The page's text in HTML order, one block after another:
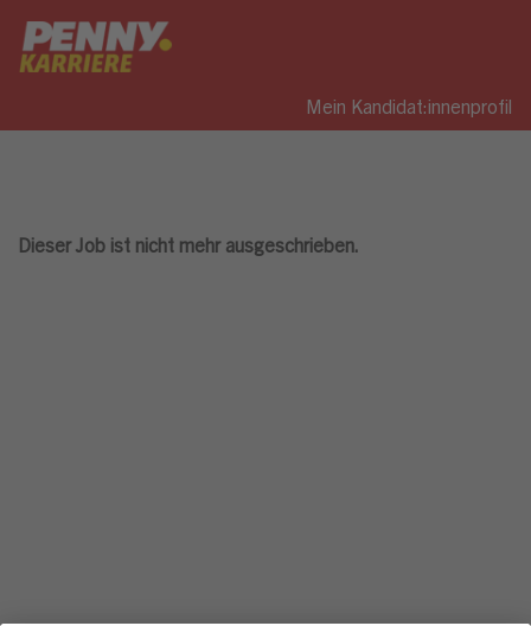
Mein Kandidat:innenprofil
Dieser Job ist nicht mehr ausgeschrieben.